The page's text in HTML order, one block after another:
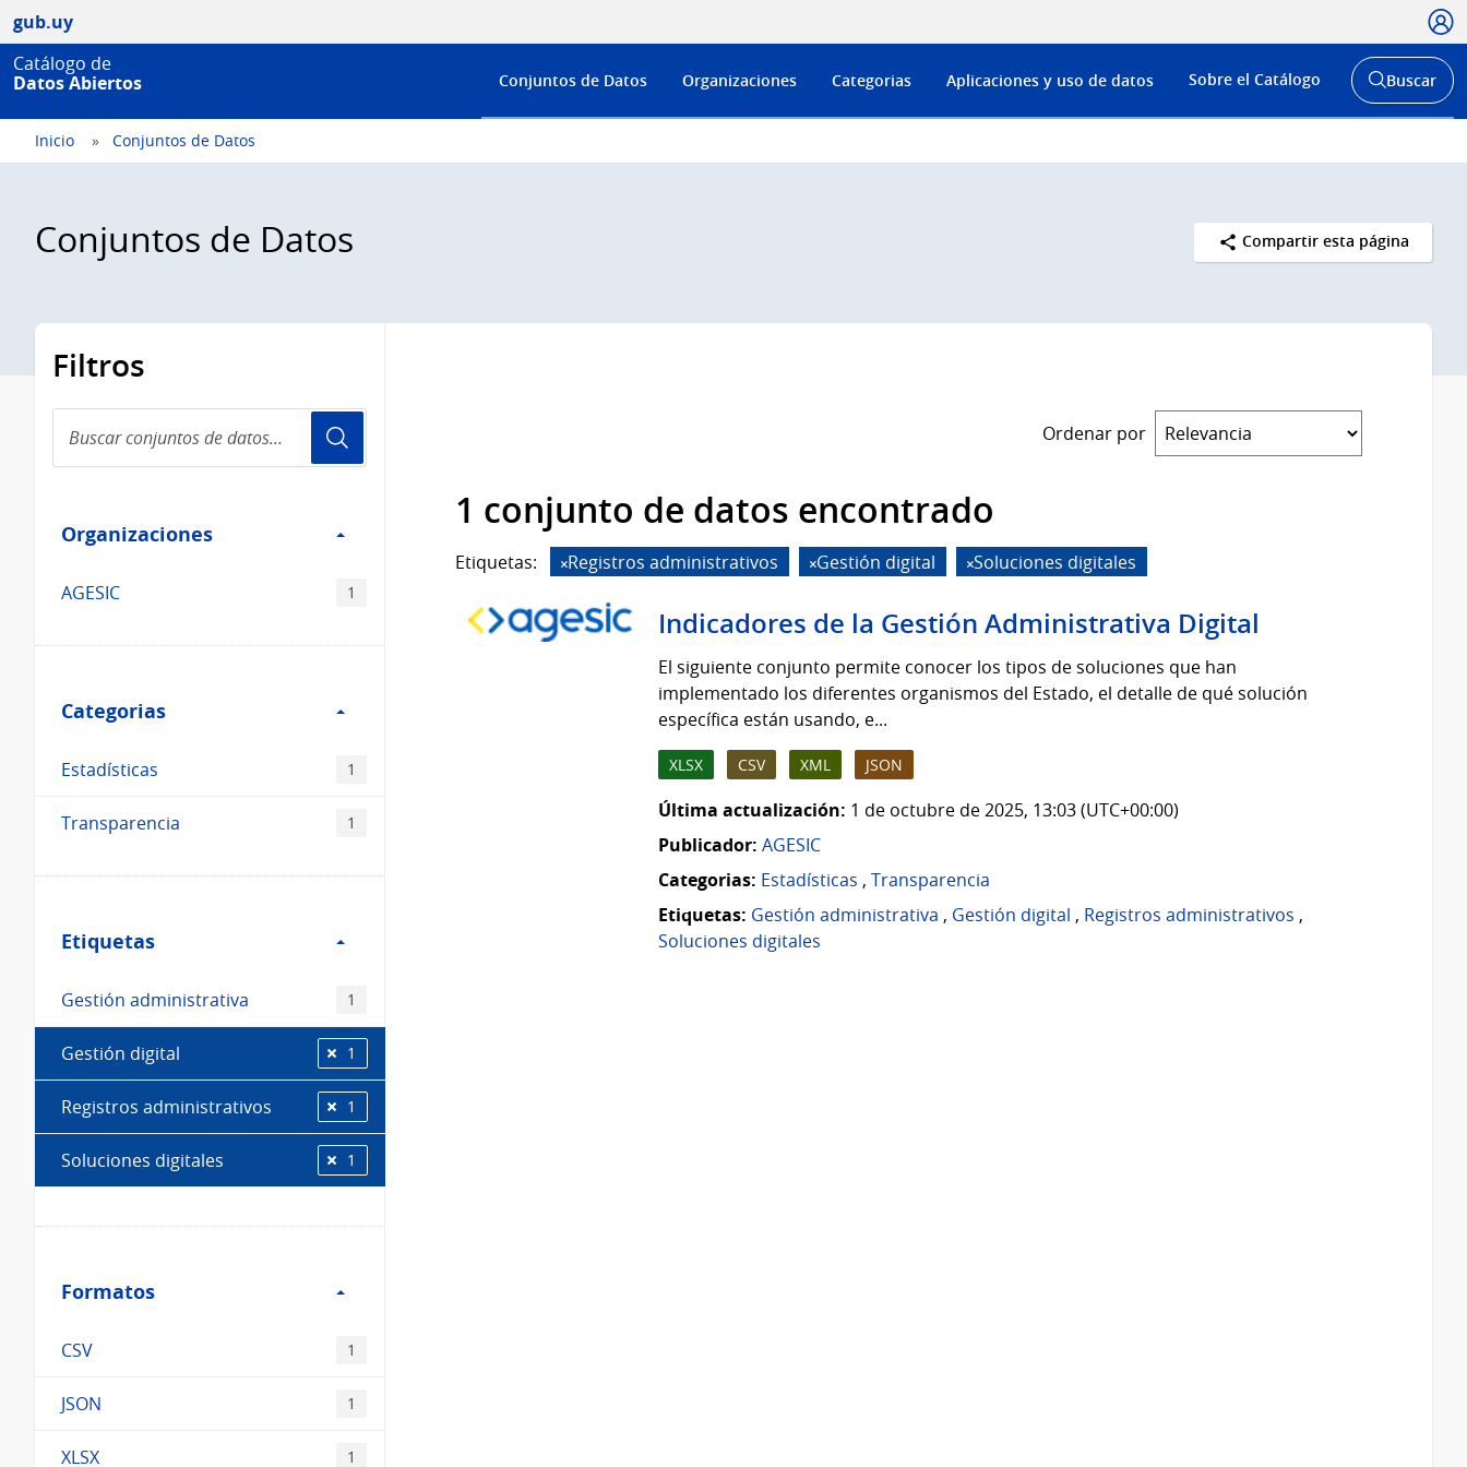
gub.uy
Catálogo de
Datos Abiertos
Menú
de
Conjuntos de Datos Organizaciones Categorias Aplicaciones y uso de datos Sobre el Catálogo
Abrir
buscador
Buscar
Inicio Conjuntos de Datos
Conjuntos de Datos Compartir esta página
Filtros
conjuntos
de
Organizaciones
Organizaciones
AGESIC 1
Categorias
Categorias
Estadísticas 1
Transparencia 1
Etiquetas
Etiquetas
Gestión administrativa 1
Gestión digital 1
Registros administrativos 1
Soluciones digitales 1
Formatos
Formatos
CSV 1
JSON 1
XLSX 1
Ordenar por
1 conjunto de datos encontrado
Etiquetas: Registros administrativos Gestión digital Soluciones digitales
Indicadores de la Gestión Administrativa Digital
El siguiente conjunto permite conocer los tipos de soluciones que han
implementado los diferentes organismos del Estado, el detalle de qué solución
específica están usando, e...
XLSX CSV XML JSON
Última actualización: 1 de octubre de 2025, 13:03 (UTC+00:00)
Publicador: AGESIC
Categorias: Estadísticas , Transparencia
Etiquetas: Gestión administrativa , Gestión digital , Registros administrativos ,
Soluciones digitales